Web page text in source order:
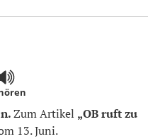
Zum Artikel „OB ruft zu
13. Juni.